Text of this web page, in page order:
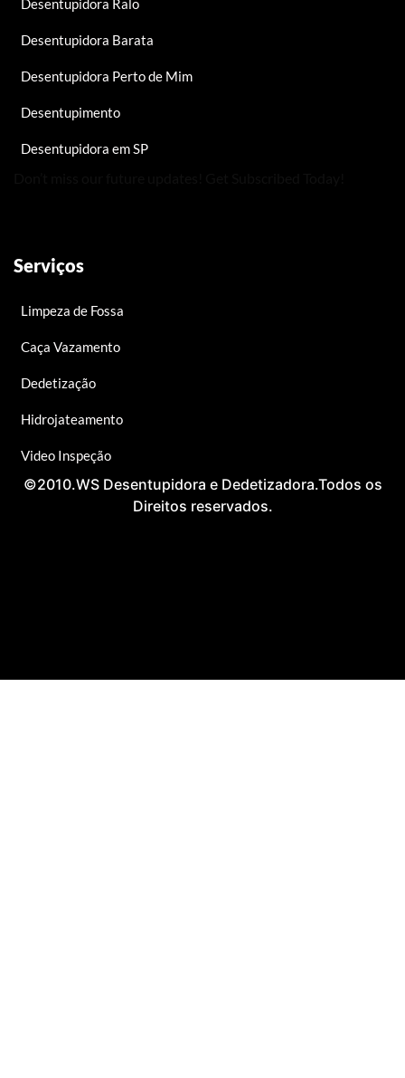
Desentupidora Ralo
Desentupidora Barata
Desentupidora Perto de Mim
Desentupimento
Desentupidora em SP
Serviços
Limpeza de Fossa
Caça Vazamento
Dedetização
Hidrojateamento
Video Inspeção
©2010.WS Desentupidora e Dedetizadora.Todos os
Direitos reservados.